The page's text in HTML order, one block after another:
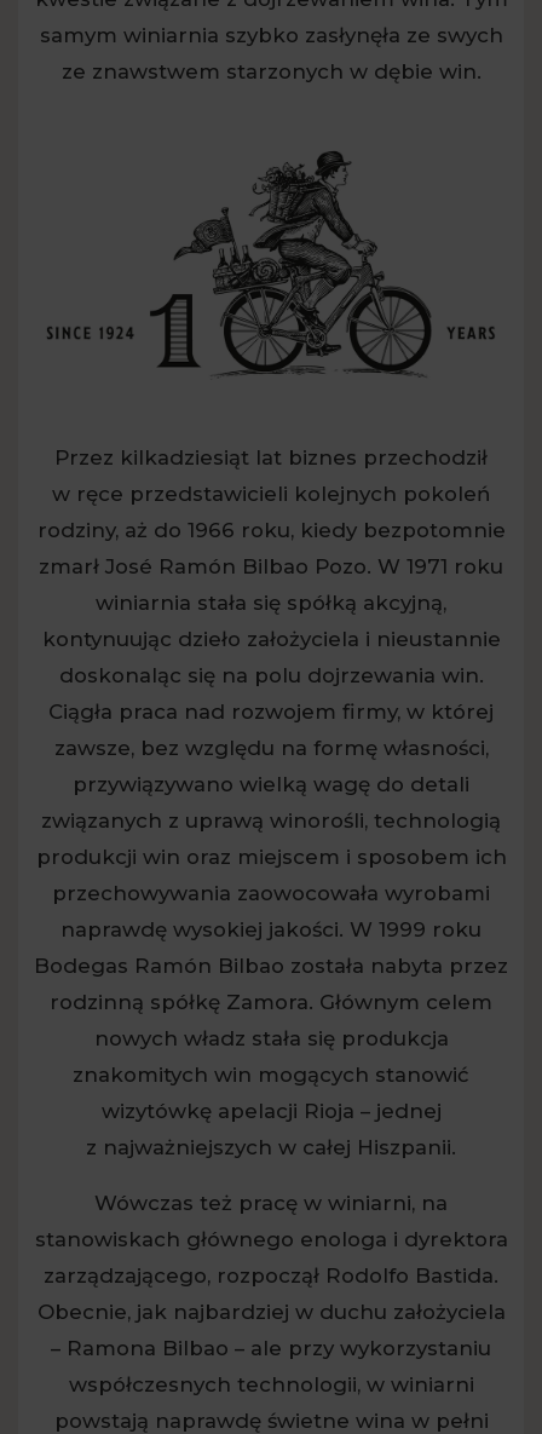
samym winiarnia szybko zasłynęła ze swych
ze znawstwem starzonych w dębie win.
Przez kilkadziesiąt lat biznes przechodził
w ręce przedstawicieli kolejnych pokoleń
rodziny, aż do 1966 roku, kiedy bezpotomnie
zmarł José Ramón Bilbao Pozo. W 1971 roku
winiarnia stała się spółką akcyjną,
kontynuując dzieło założyciela i nieustannie
doskonaląc się na polu dojrzewania win.
Ciągła praca nad rozwojem firmy, w której
zawsze, bez względu na formę własności,
przywiązywano wielką wagę do detali
związanych z uprawą winorośli, technologią
produkcji win oraz miejscem i sposobem ich
przechowywania zaowocowała wyrobami
naprawdę wysokiej jakości. W 1999 roku
Bodegas Ramón Bilbao została nabyta przez
rodzinną spółkę Zamora. Głównym celem
nowych władz stała się produkcja
znakomitych win mogących stanowić
wizytówkę apelacji Rioja – jednej
z najważniejszych w całej Hiszpanii.
Wówczas też pracę w winiarni, na
stanowiskach głównego enologa i dyrektora
zarządzającego, rozpoczął Rodolfo Bastida.
Obecnie, jak najbardziej w duchu założyciela
– Ramona Bilbao – ale przy wykorzystaniu
współczesnych technologii, w winiarni
powstają naprawdę świetne wina w pełni